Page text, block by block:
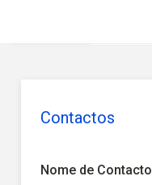
Contactos
Nome de Contacto